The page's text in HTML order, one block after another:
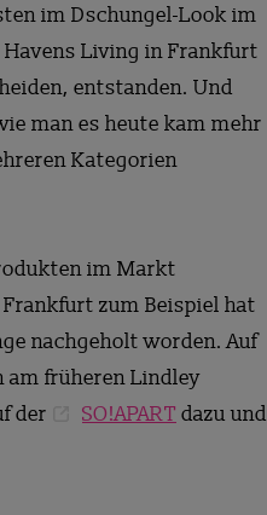
im Dschungel-Look im
Living in Frankfurt
entstanden. Und
man es heute kam mehr
Kategorien
im Markt
zum Beispiel hat
nachgeholt worden. Auf
am früheren Lindley
der
SO!APART dazu und